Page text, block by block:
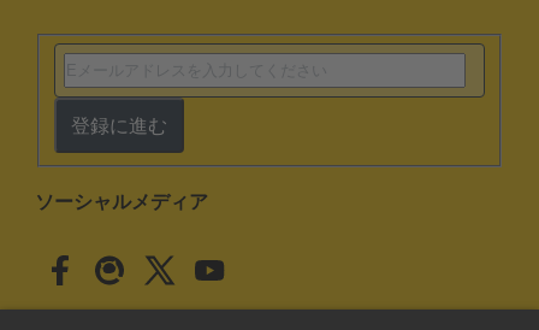
登録に進む
ソーシャルメディア